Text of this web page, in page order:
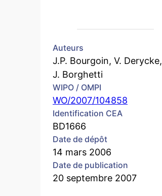
Auteurs
J.P. Bourgoin, V. Derycke,
J. Borghetti
WIPO / OMPI
WO/2007/104858
Identification CEA
BD1666
Date de dépôt
14 mars 2006
Date de publication
20 septembre 2007